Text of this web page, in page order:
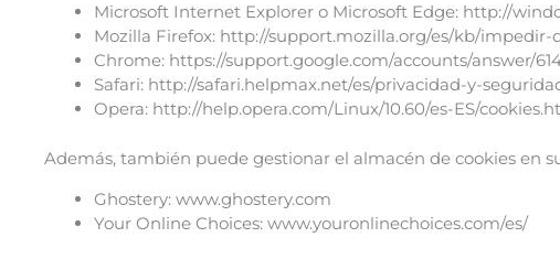
Microsoft Internet Explorer o Microsoft Edge: http://
Mozilla Firefox: http://support.mozilla.org/es/kb/
Chrome: https://support.google.com/accounts/answer/
Safari: http://safari.helpmax.net/es/privacidad-y-
Opera: http://help.opera.com/Linux/10.60/es-ES/
Además, también puede gestionar el almacén de cookies en
Ghostery: www.ghostery.com
Your Online Choices: www.youronlinechoices.com/es/